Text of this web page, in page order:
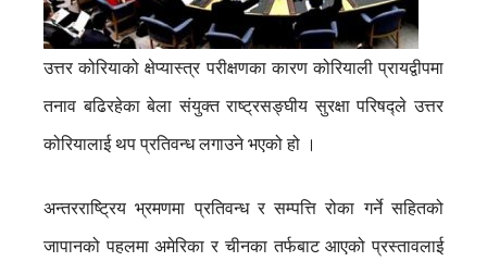
उत्तर कोरियाको क्षेप्यास्त्र परीक्षणका कारण कोरियाली प्रायद्वीपमा
तनाव बढिरहेका बेला संयुक्त राष्ट्रसङ्घीय सुरक्षा परिषद्ले उत्तर
कोरियालाई थप प्रतिवन्ध लगाउने भएको हो ।
अन्तरराष्ट्रिय भ्रमणमा प्रतिवन्ध र सम्पत्ति रोका गर्ने सहितको
जापानको पहलमा अमेरिका र चीनका तर्फबाट आएको प्रस्तावलाई